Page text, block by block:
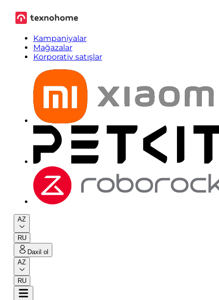
Kampaniyalar
Mağazalar
Korporativ satışlar
AZ
RU
Daxil ol
AZ
RU